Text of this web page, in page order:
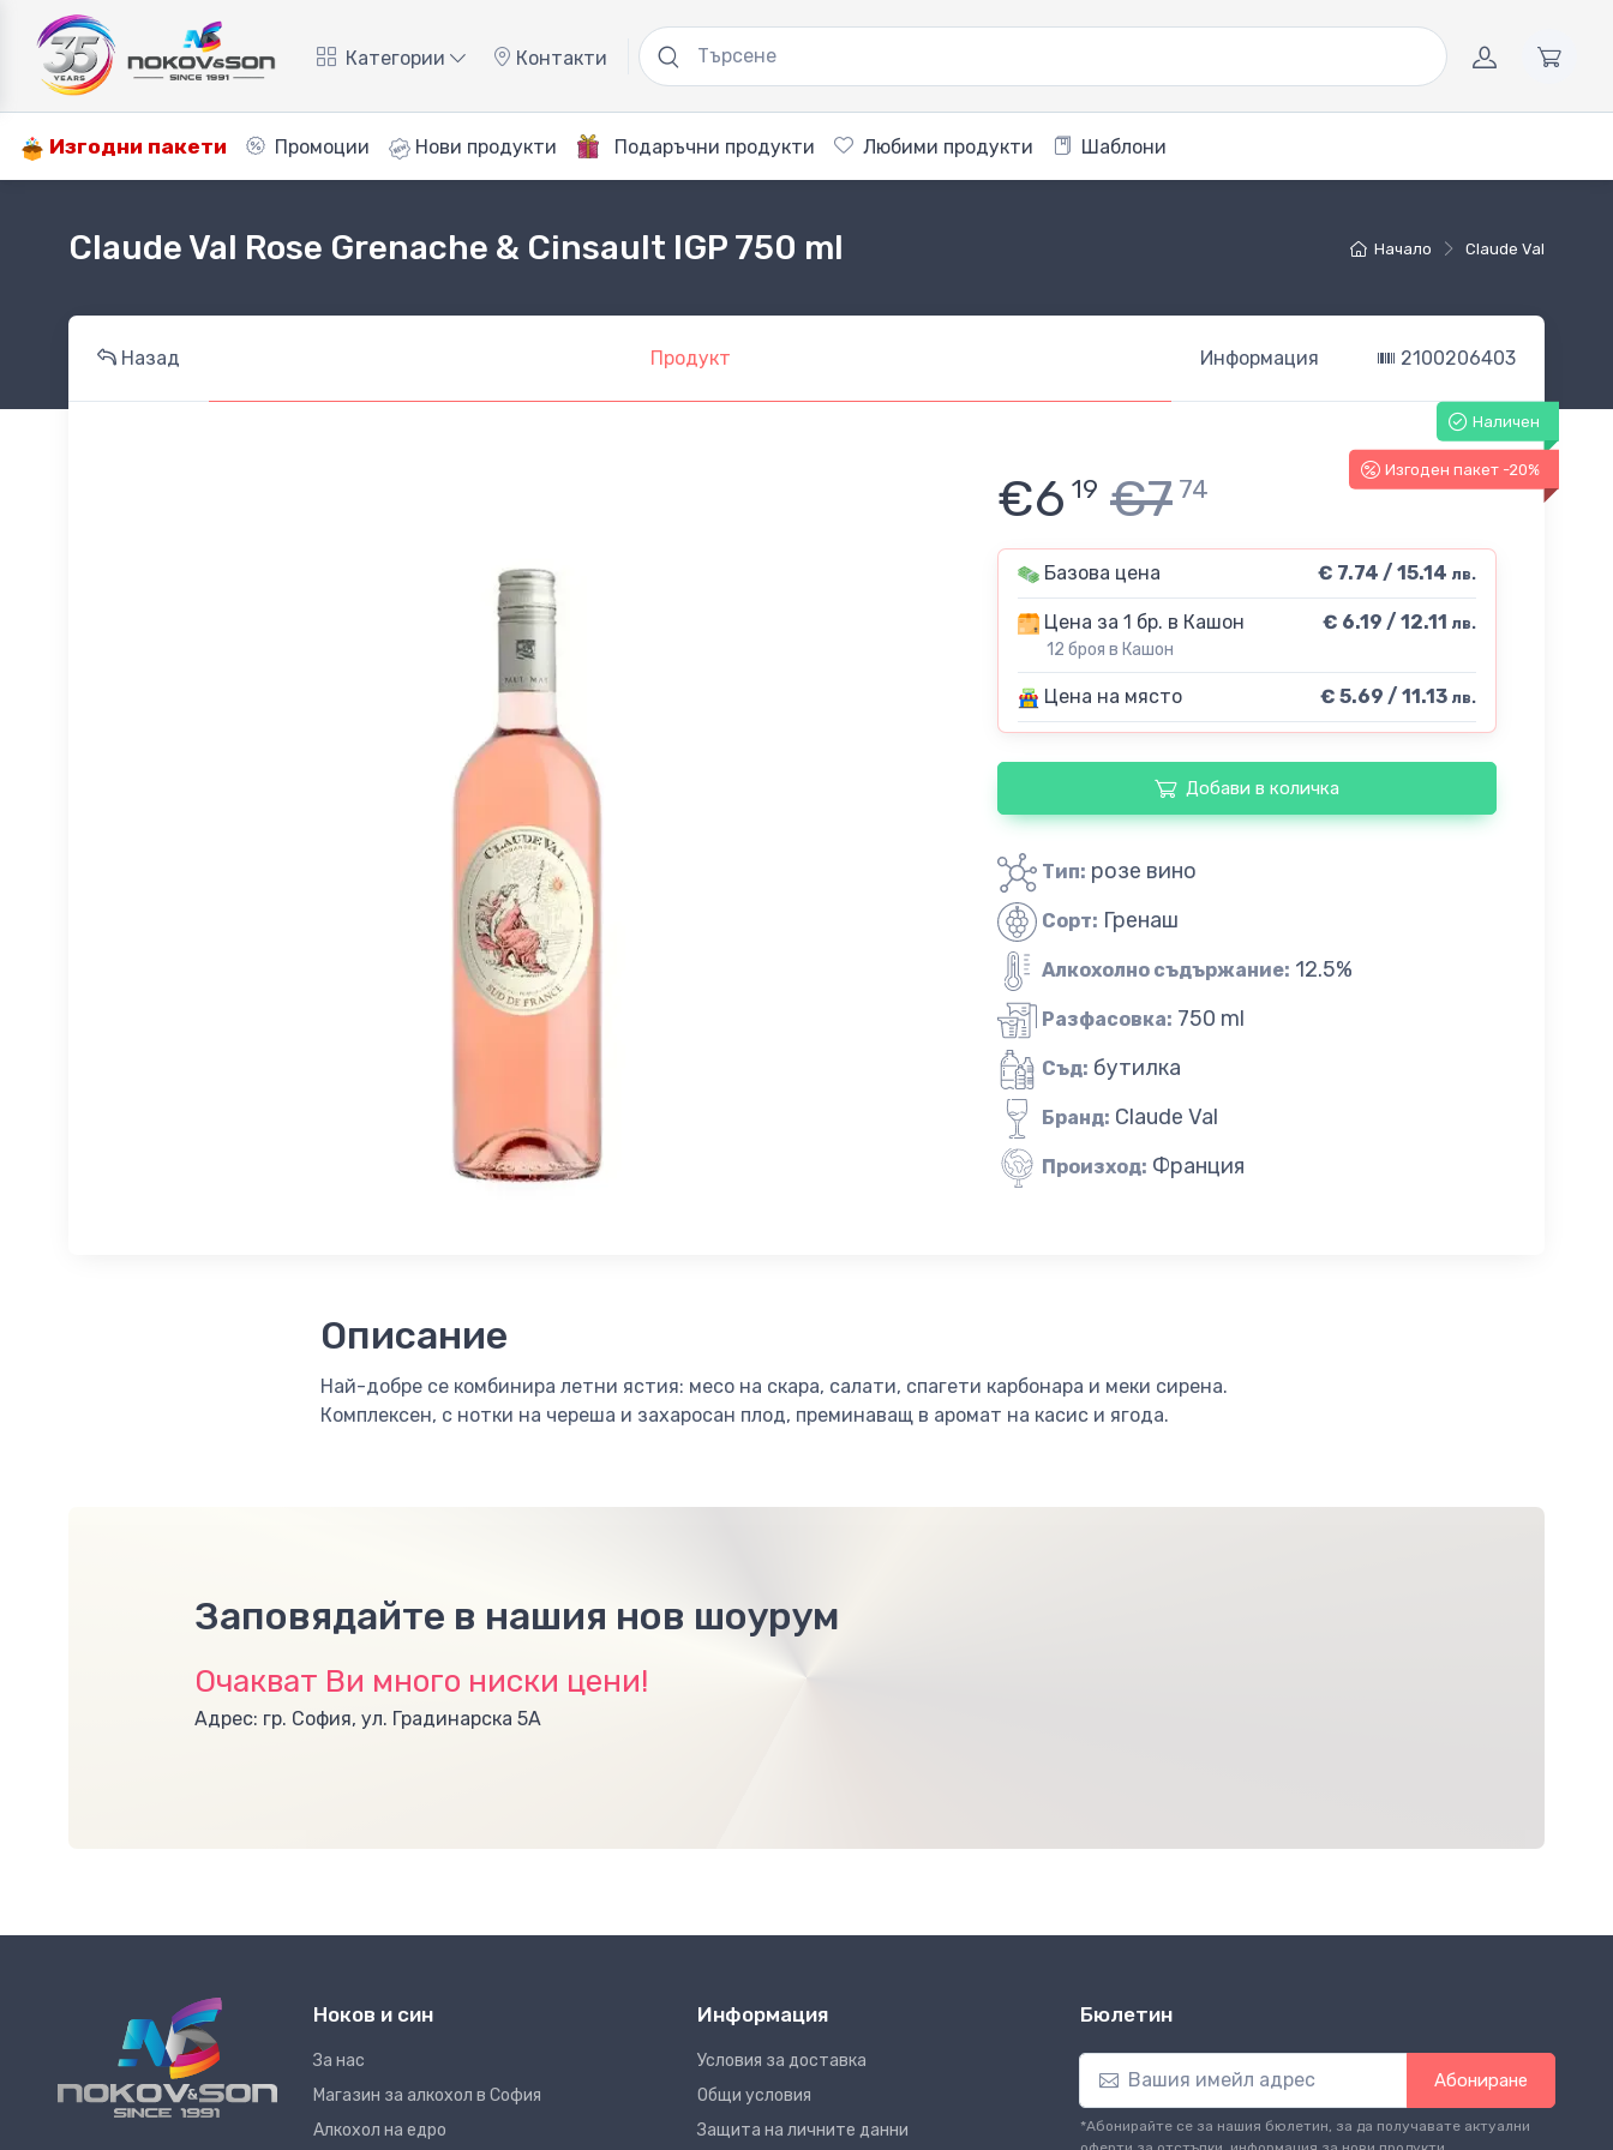
Категории Контакти
Изгодни пакети Промоции Нови продукти Подаръчни продукти Любими продукти Шаблони
Начало Claude Val
Claude Val Rose Grenache & Cinsault IGP 750 ml
Назад Продукт Информация 2100206403
Наличен
Изгоден пакет -20%
€6 19 €7 74
Базова цена € 7.74 / 15.14 лв.
Цена за 1 бр. в Кашон
12 броя в Кашон
€ 6.19 / 12.11 лв.
Цена на място € 5.69 / 11.13 лв.
Добави в количка
Тип: розе вино
Сорт: Гренаш
Алкохолно съдържание: 12.5%
Разфасовка: 750 ml
Съд: бутилка
Бранд: Claude Val
Произход: Франция
Описание
Най-добрe сe комбинира летни ястия: месо на скара, салати, спагети карбонара и меки сирена.
Комплексен, с нотки на череша и захаросан плод, преминаващ в аромат на касис и ягода.
Заповядайте в нашия нов шоурум
Очакват Ви много ниски цени!
Адрес: гр. София, ул. Градинарска 5А
Ноков и син
За нас
Магазин за алкохол в София
Алкохол на едро
Информация
Условия за доставка
Общи условия
Защита на личните данни
Бюлетин
Абониране
*Абонирайте се за нашия бюлетин, за да получавате актуални